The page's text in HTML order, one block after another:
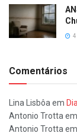
4
Comentários
Lina Lisbôa em
Antonio Trotta em
Antonio Trotta em